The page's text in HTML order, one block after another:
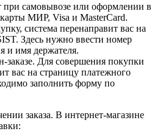
при самовывозе или оформлении в
МИР, Visa и MasterCard.
система перенаправит вас на
Здесь нужно ввести номер
и имя держателя.
Для совершения покупки
вас на страницу платежного
заполнить форму по
заказа. В интернет-магазине